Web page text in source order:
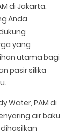
di Jakarta.
Anda
yang
utama bagi
pasir silika
Water, PAM di
air baku